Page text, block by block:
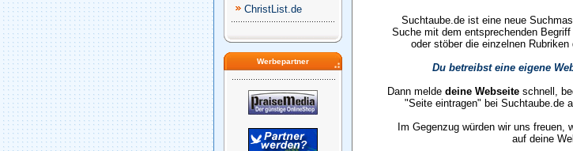
ChristList.de
Werbepartner
Suchtaube.de ist eine neue
Suche mit dem entsprechenden
oder stöber die einzelnen
Du betreibst eine eigene
Dann melde deine Webseiteschnell,
"Seite eintragen" bei Suchtaube.de
Im Gegenzug würden wir uns
auf deine